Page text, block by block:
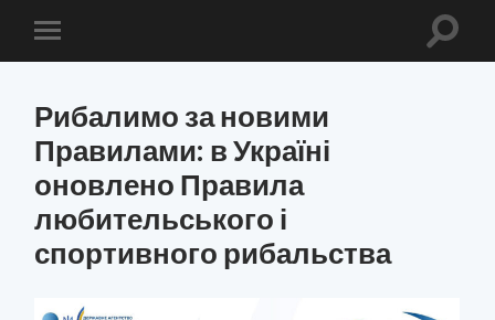
Toggle
mobile
Toggle
Рибалимо за новими
Правилами: в Україні
оновлено Правила
любительського і
спортивного рибальства